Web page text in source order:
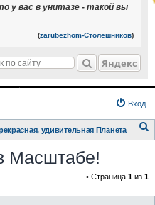
у вас в унитазе - такой вы
(zarubezhom-Столешников)
Яндекс
Вход
удивительная Планета
к
Масштабе!
• Страница 1 из 1